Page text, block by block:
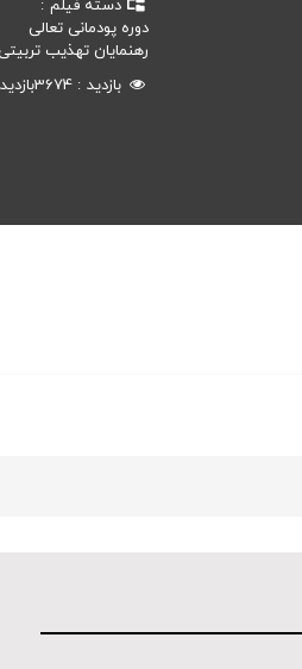
دسته فیلم
دوره پودمانی تعالی
رهنمایان تهذیب
بازدید
3674بازدید